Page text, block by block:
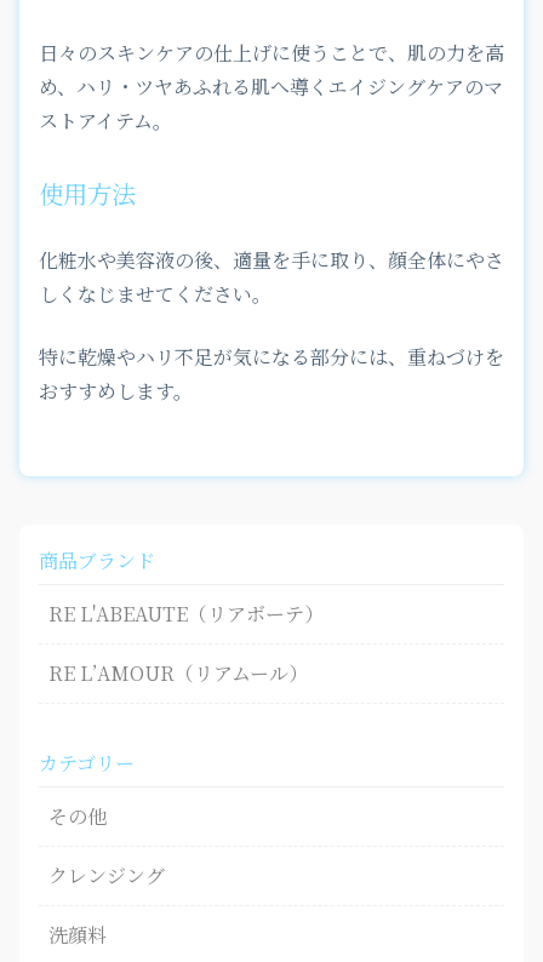
日々のスキンケアの仕上げに使うことで、肌の力を高
め、ハリ・ツヤあふれる肌へ導くエイジングケアのマ
ストアイテム。
使用方法
化粧水や美容液の後、適量を手に取り、顔全体にやさ
しくなじませてください。
特に乾燥やハリ不足が気になる部分には、重ねづけを
おすすめします。
商品ブランド
RE L'ABEAUTE（リアボーテ）
RE L’AMOUR（リアムール）
カテゴリー
その他
クレンジング
洗顔料